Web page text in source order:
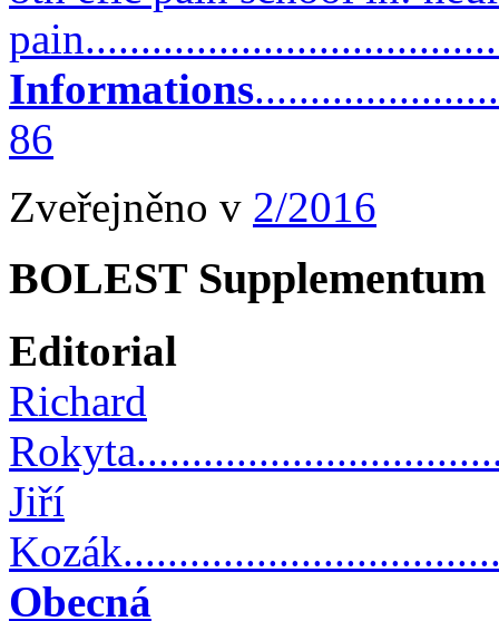
Informations
86
Zveřejněno v 2/2016
BOLEST Supplementum
Editorial
Richard
Jiří
Obecná